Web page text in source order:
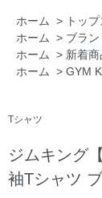
ホーム > トップ
ホーム > ブラ
ホーム > 新着商
ホーム > GYM
Tシャツ
ジムキング
袖Tシャツ